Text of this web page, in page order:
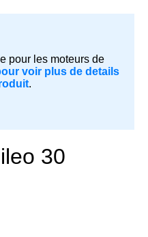
pour les moteurs de
voir plus de details
.
30